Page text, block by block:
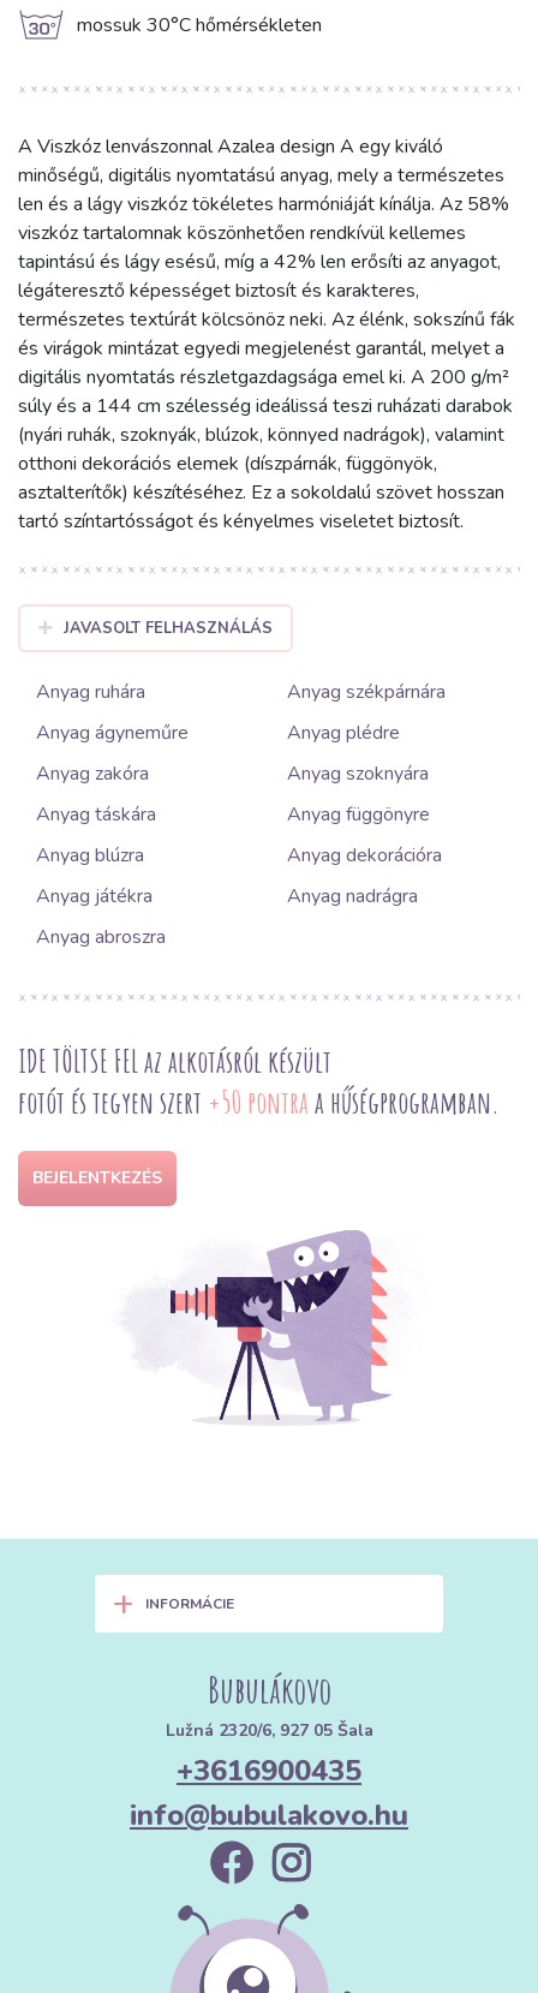
g mossuk 30°C hőmérsékleten
A Viszkóz lenvászonnal Azalea design A egy kiváló
minőségű, digitális nyomtatású anyag, mely a természetes
len és a lágy viszkóz tökéletes harmóniáját kínálja. Az 58%
viszkóz tartalomnak köszönhetően rendkívül kellemes
tapintású és lágy esésű, míg a 42% len erősíti az anyagot,
légáteresztő képességet biztosít és karakteres,
természetes textúrát kölcsönöz neki. Az élénk, sokszínű fák
és virágok mintázat egyedi megjelenést garantál, melyet a
digitális nyomtatás részletgazdagsága emel ki. A 200 g/m²
súly és a 144 cm szélesség ideálissá teszi ruházati darabok
(nyári ruhák, szoknyák, blúzok, könnyed nadrágok), valamint
otthoni dekorációs elemek (díszpárnák, függönyök,
asztalterítők) készítéséhez. Ez a sokoldalú szövet hosszan
tartó színtartósságot és kényelmes viseletet biztosít.
JAVASOLT FELHASZNÁLÁS
Anyag ruhára
Anyag székpárnára
Anyag ágyneműre
Anyag plédre
Anyag zakóra
Anyag szoknyára
Anyag táskára
Anyag függönyre
Anyag blúzra
Anyag dekorációra
Anyag játékra
Anyag nadrágra
Anyag abroszra
IDE TÖLTSE FEL az alkotásról készült
fotót és tegyen szert +50 pontraa hűségprogramban.
BEJELENTKEZÉS
+ INFORMÁCIE
Bubulákovo
Lužná 2320/6, 927 05 Šala
+3616900435
info@bubulakovo.hu